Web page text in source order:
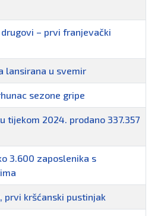
– prvi franjevački
lansirana u svemir
sezone gripe
tijekom 2024. prodano 337.357
3.600 zaposlenika s
prvi kršćanski pustinjak